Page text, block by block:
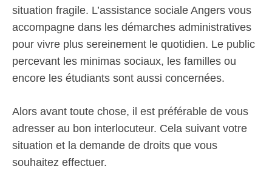
situation fragile. L’assistance sociale Angers vous
accompagne dans les démarches administratives
pour vivre plus sereinement le quotidien. Le public
percevant les minimas sociaux, les familles ou
encore les étudiants sont aussi concernées.
Alors avant toute chose, il est préférable de vous
adresser au bon interlocuteur. Cela suivant votre
situation et la demande de droits que vous
souhaitez effectuer.